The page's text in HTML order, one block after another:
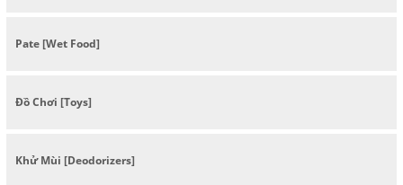
Pate [Wet Food]
Đồ Chơi [Toys]
Khử Mùi [Deodorizers]